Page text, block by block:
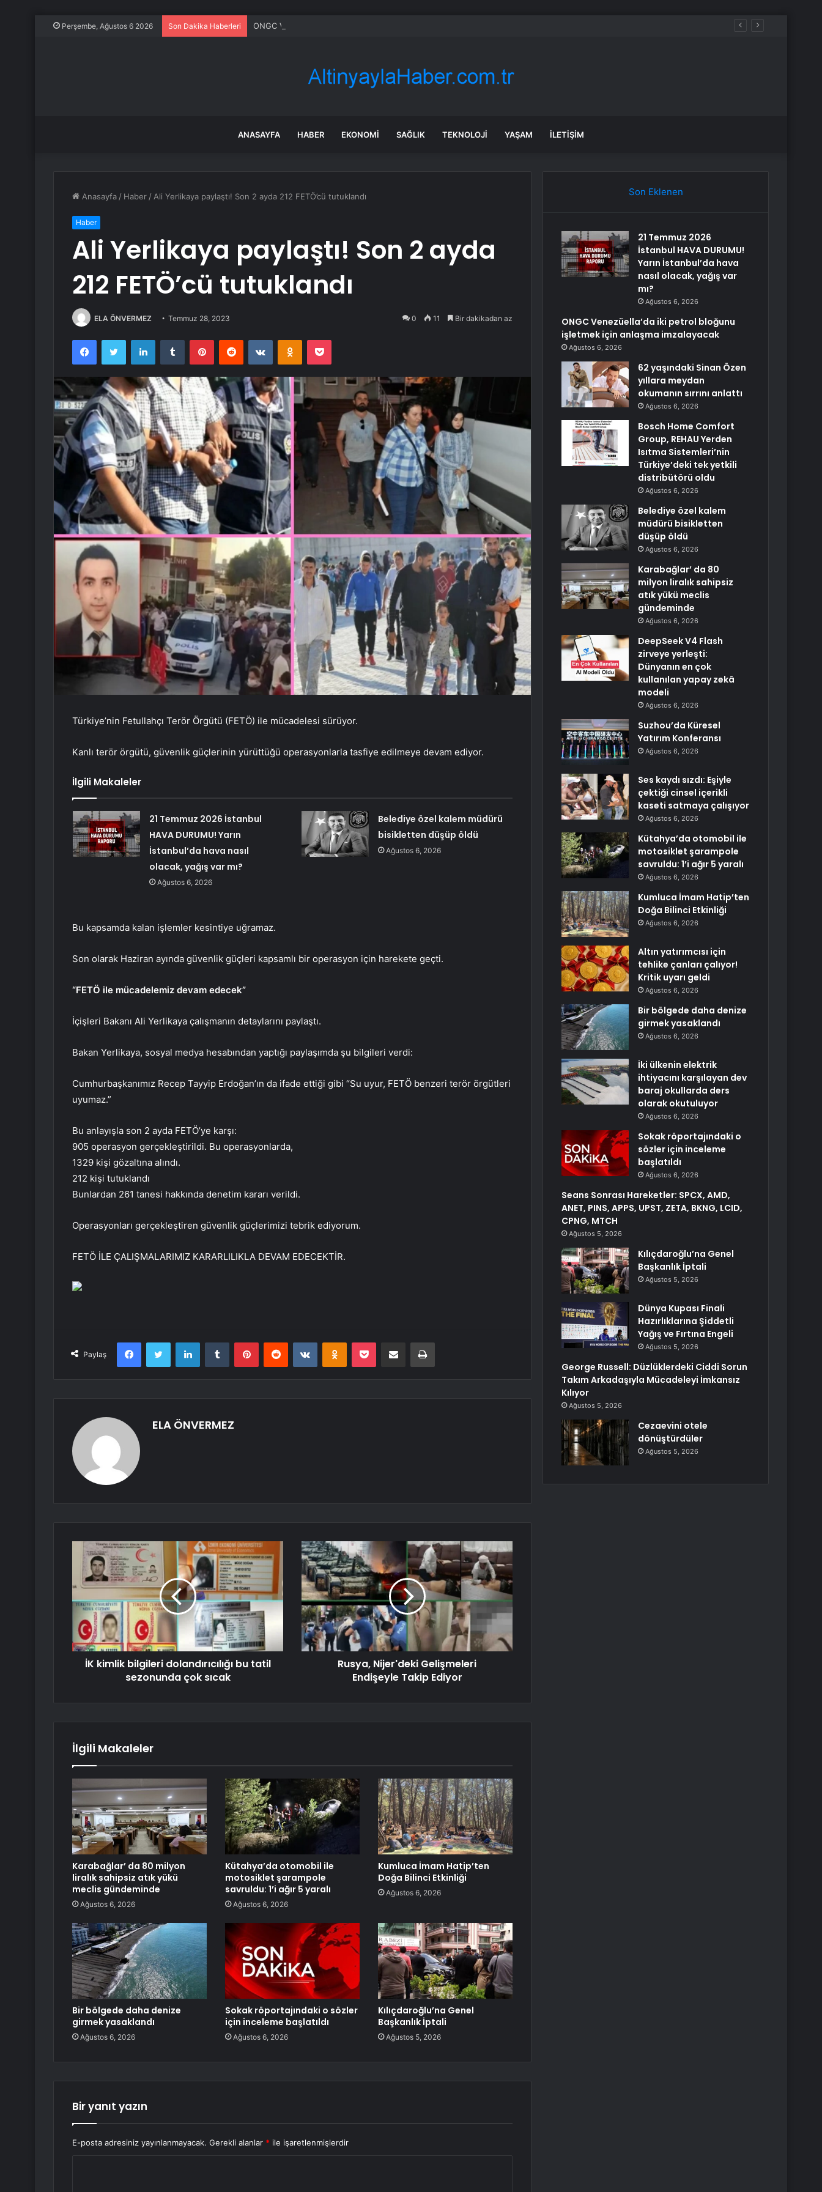
Perşembe, Ağustos 6 2026 Son Dakika Haberleri ONGC Venezüella’da iki petrol bloğunu işletmek için anlaşma imzalayacak
ANASAYFA HABER EKONOMI SAĞLIK TEKNOLOJI YAŞAM İLETIŞIM
Anasayfa / Haber / Ali Yerlikaya paylaştı! Son 2 ayda 212 FETÖ’cü tutuklandı
Haber
Ali Yerlikaya paylaştı! Son 2 ayda
212 FETÖ’cü tutuklandı
ELA ÖNVERMEZ Temmuz 28, 2023 0 11 Bir dakikadan az
FacebookTwitter LinkedInTumblr PinterestReddit VKontakteOdnoklassniki
Pocket
Türkiye’nin Fetullahçı Terör Örgütü (FETÖ) ile mücadelesi sürüyor.
Kanlı terör örgütü, güvenlik güçlerinin yürüttüğü operasyonlarla tasfiye edilmeye devam ediyor.
İlgili Makaleler
21 Temmuz 2026 İstanbul
HAVA DURUMU! Yarın
İstanbul’da hava nasıl
olacak, yağış var mı?
Ağustos 6, 2026
Belediye özel kalem müdürü
bisikletten düşüp öldü
Ağustos 6, 2026
Bu kapsamda kalan işlemler kesintiye uğramaz.
Son olarak Haziran ayında güvenlik güçleri kapsamlı bir operasyon için harekete geçti.
“FETÖ ile mücadelemiz devam edecek”
İçişleri Bakanı Ali Yerlikaya çalışmanın detaylarını paylaştı.
Bakan Yerlikaya, sosyal medya hesabından yaptığı paylaşımda şu bilgileri verdi:
Cumhurbaşkanımız Recep Tayyip Erdoğan’ın da ifade ettiği gibi “Su uyur, FETÖ benzeri terör örgütleri
uyumaz.”
Bu anlayışla son 2 ayda FETÖ’ye karşı:
905 operasyon gerçekleştirildi. Bu operasyonlarda,
1329 kişi gözaltına alındı.
212 kişi tutuklandı
Bunlardan 261 tanesi hakkında denetim kararı verildi.
Operasyonları gerçekleştiren güvenlik güçlerimizi tebrik ediyorum.
FETÖ İLE ÇALIŞMALARIMIZ KARARLILIKLA DEVAM EDECEKTİR.
Paylaş
FacebookTwitter LinkedInTumblr PinterestReddit VKontakteOdnoklassniki
Pocket E-Posta ile paylaş Yazdır
ELA ÖNVERMEZ
İK kimlik bilgileri dolandırıcılığı bu tatil
sezonunda çok sıcak
Rusya, Nijer'deki Gelişmeleri
Endişeyle Takip Ediyor
İlgili Makaleler
Karabağlar’ da 80 milyon
liralık sahipsiz atık yükü
meclis gündeminde
Ağustos 6, 2026
Kütahya’da otomobil ile
motosiklet şarampole
savruldu: 1’i ağır 5 yaralı
Ağustos 6, 2026
Kumluca İmam Hatip’ten
Doğa Bilinci Etkinliği
Ağustos 6, 2026
Bir bölgede daha denize
girmek yasaklandı
Ağustos 6, 2026
Sokak röportajındaki o sözler
için inceleme başlatıldı
Ağustos 6, 2026
Kılıçdaroğlu’na Genel
Başkanlık İptali
Ağustos 5, 2026
Bir yanıt yazın
E-posta adresiniz yayınlanmayacak. Gerekli alanlar * ile işaretlenmişlerdir
Son Eklenen
21 Temmuz 2026
İstanbul HAVA DURUMU!
Yarın İstanbul’da hava
nasıl olacak, yağış var
mı?
Ağustos 6, 2026
ONGC Venezüella’da iki petrol bloğunu
işletmek için anlaşma imzalayacak
Ağustos 6, 2026
62 yaşındaki Sinan Özen
yıllara meydan
okumanın sırrını anlattı
Ağustos 6, 2026
Bosch Home Comfort
Group, REHAU Yerden
Isıtma Sistemleri’nin
Türkiye’deki tek yetkili
distribütörü oldu
Ağustos 6, 2026
Belediye özel kalem
müdürü bisikletten
düşüp öldü
Ağustos 6, 2026
Karabağlar’ da 80
milyon liralık sahipsiz
atık yükü meclis
gündeminde
Ağustos 6, 2026
DeepSeek V4 Flash
zirveye yerleşti:
Dünyanın en çok
kullanılan yapay zekâ
modeli
Ağustos 6, 2026
Suzhou’da Küresel
Yatırım Konferansı
Ağustos 6, 2026
Ses kaydı sızdı: Eşiyle
çektiği cinsel içerikli
kaseti satmaya çalışıyor
Ağustos 6, 2026
Kütahya’da otomobil ile
motosiklet şarampole
savruldu: 1’i ağır 5 yaralı
Ağustos 6, 2026
Kumluca İmam Hatip’ten
Doğa Bilinci Etkinliği
Ağustos 6, 2026
Altın yatırımcısı için
tehlike çanları çalıyor!
Kritik uyarı geldi
Ağustos 6, 2026
Bir bölgede daha denize
girmek yasaklandı
Ağustos 6, 2026
İki ülkenin elektrik
ihtiyacını karşılayan dev
baraj okullarda ders
olarak okutuluyor
Ağustos 6, 2026
Sokak röportajındaki o
sözler için inceleme
başlatıldı
Ağustos 6, 2026
Seans Sonrası Hareketler: SPCX, AMD,
ANET, PINS, APPS, UPST, ZETA, BKNG, LCID,
CPNG, MTCH
Ağustos 5, 2026
Kılıçdaroğlu’na Genel
Başkanlık İptali
Ağustos 5, 2026
Dünya Kupası Finali
Hazırlıklarına Şiddetli
Yağış ve Fırtına Engeli
Ağustos 5, 2026
George Russell: Düzlüklerdeki Ciddi Sorun
Takım Arkadaşıyla Mücadeleyi İmkansız
Kılıyor
Ağustos 5, 2026
Cezaevini otele
dönüştürdüler
Ağustos 5, 2026